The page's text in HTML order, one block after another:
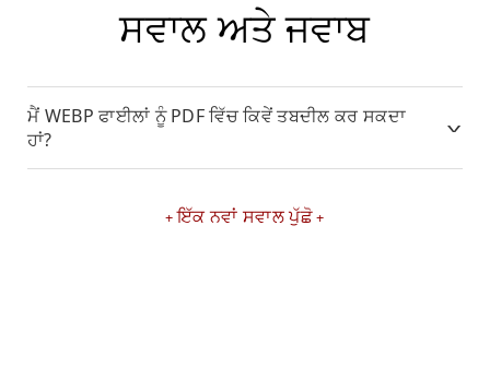
ਸਵਾਲ ਅਤੇ ਜਵਾਬ
ਮੈਂ WEBP ਫਾਈਲਾਂ ਨੂੰ PDF ਵਿੱਚ ਕਿਵੇਂ ਤਬਦੀਲ ਕਰ ਸਕਦਾ
ਹਾਂ?
ਇੱਕ ਨਵਾਂ ਸਵਾਲ ਪੁੱਛੋ